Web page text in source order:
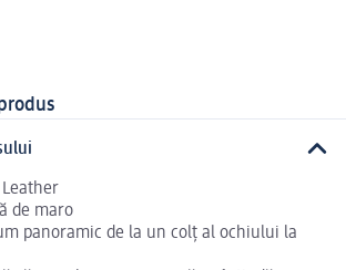
de maro
panoramic de la un colț al ochiului la